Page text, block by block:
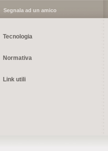
Segnala ad un amico
Tecnologia
Normativa
Link utili